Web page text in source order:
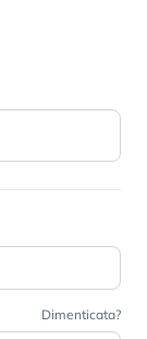
Dimenticata?